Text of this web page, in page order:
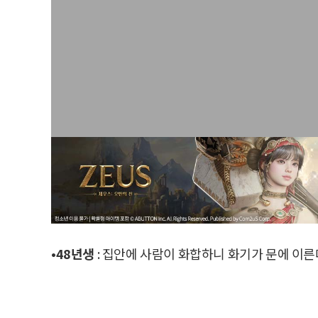
•48년생 : 집안에 사람이 화합하니 화기가 문에 이